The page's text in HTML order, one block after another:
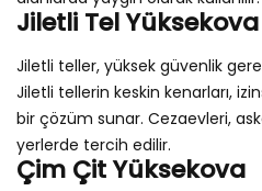
Jiletli Tel Yüksekova
Jiletli teller, yüksek güvenlik
Jiletli tellerin keskin kenarları,
bir çözüm sunar. Cezaevleri,
yerlerde tercih edilir.
Çim Çit Yüksekova